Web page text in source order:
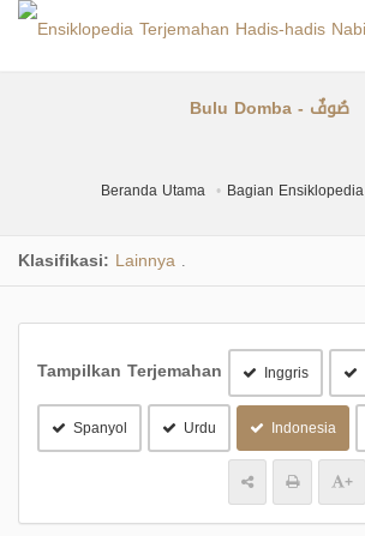
Bulu Domba - صُوفٌ
Beranda Utama Bagian Ensiklopedia
Klasifikasi: Lainnya
Tampilkan Terjemahan Inggris
Spanyol Urdu Indonesia
+